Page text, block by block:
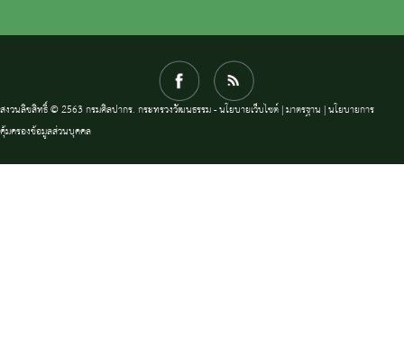
สงวนลิขสิทธิ์ © 2563 กรมศิลปากร. กระทรวงวัฒนธรรม -นโยบายเว็บไซต์|มาตรฐาน |นโยบายการ
คุ้มครองข้อมูลส่วนบุคคล